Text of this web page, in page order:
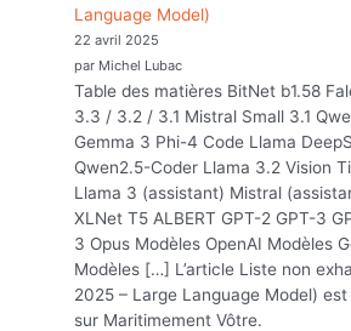
Language Model)
22 avril 2025
par Michel Lubac
Table des matières BitNet b1.58
3.3 / 3.2 / 3.1 Mistral Small 3.1
Gemma 3 Phi-4 Code Llama
Qwen2.5-Coder Llama 3.2 Vision
Llama 3 (assistant) Mistral
XLNet T5 ALBERT GPT-2 GPT-3
3 Opus Modèles OpenAI Modèles
Modèles […] L’article Liste non
2025 – Large Language Model)
sur Maritimement Vôtre.